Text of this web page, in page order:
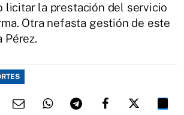
licitar la prestación del servicio
Otra nefasta gestión de este
Pérez.